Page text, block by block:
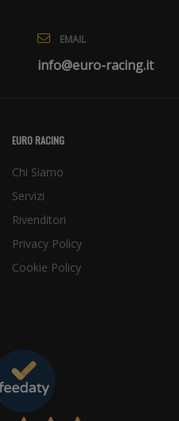
EMAIL
info@euro-racing.it
EURO RACING
Chi Siamo
Servizi
Rivenditori
Privacy Policy
Cookie Policy